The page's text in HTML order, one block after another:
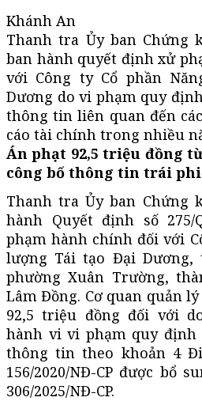
Khánh An
Thanh tra Ủy ban Chứng
ban hành quyết định xử
với Công ty Cổ phần
Dương do vi phạm quy
thông tin liên quan đến
cáo tài chính trong nhiều
Án phạt 92,5 triệu đồng
công bố thông tin trái
Thanh tra Ủy ban Chứng
hành Quyết định số 275/
phạm hành chính đối với
lượng Tái tạo Đại
phường Xuân Trường,
Lâm Đồng. Cơ quan quản
92,5 triệu đồng đối với
hành vi vi phạm quy định
thông tin theo khoản 4
156/2020/NĐ-CP được bổ
306/2025/NĐ-CP.